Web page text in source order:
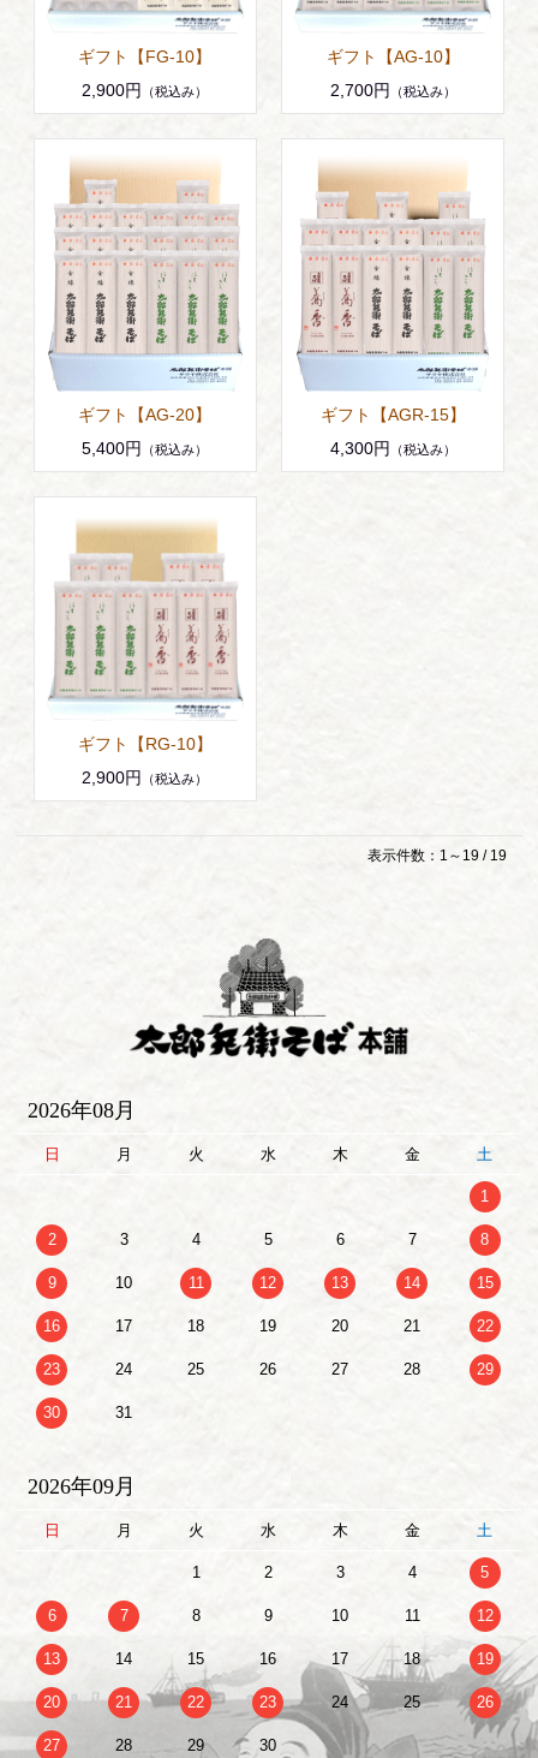
ギフト【FG-10】
2,900円
（税込み）
ギフト【AG-10】
2,700円
（税込み）
ギフト【AG-20】
5,400円
（税込み）
ギフト【AGR-15】
4,300円
（税込み）
ギフト【RG-10】
2,900円
（税込み）
表示件数：1～19 / 19
2026年08月
日 月 火 水 木 金 土
1
2 3 4 5 6 7 8
9 10 11 12 13 14 15
16 17 18 19 20 21 22
23 24 25 26 27 28 29
30 31
2026年09月
日 月 火 水 木 金 土
1 2 3 4 5
6 7 8 9 10 11 12
13 14 15 16 17 18 19
20 21 22 23 24 25 26
27 28 29 30